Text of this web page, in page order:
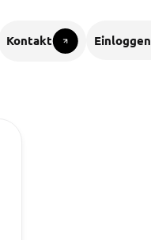
Kontakt Einloggen